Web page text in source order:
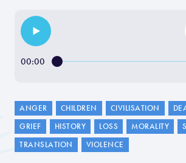
00:00
ANGER CHILDREN CIVILISATION
GRIEF
HISTORY LOSS MORALITY
TRANSLATION
VIOLENCE